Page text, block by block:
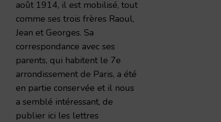
août 1914, il est mobilisé, tout
comme ses trois frères Raoul,
Jean et Georges. Sa
correspondance avec ses
parents, qui habitent le 7e
arrondissement de Paris, a été
en partie conservée et il nous
a semblé intéressant, de
publier ici les lettres